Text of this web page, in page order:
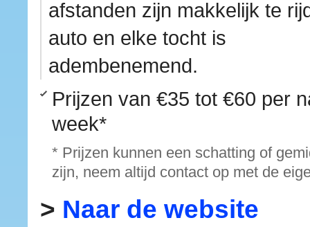
afstanden zijn makkelijk te
auto en elke tocht is
adembenemend.
Prijzen van €35 tot €60 per
week*
* Prijzen kunnen een schatting of
zijn, neem altijd contact op met de
> Naar de website